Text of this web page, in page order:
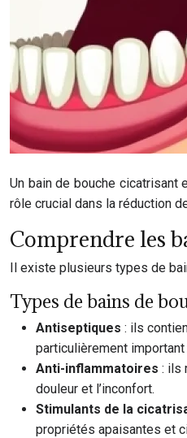
Un bain de bouche cicatrisant
rôle crucial dans la réduction
Comprendre les
Il existe plusieurs types de
Types de bains de
Antiseptiques : ils
particulièrement
Anti-inflammatoires : ils
douleur et l’inconfort.
Stimulants de la
propriétés apaisantes et